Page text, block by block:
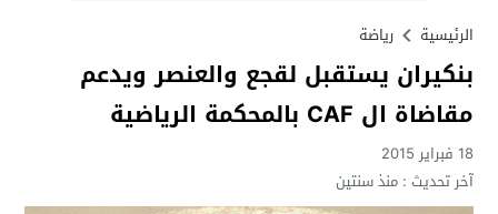
الرئيسية رياضة
بنكيران يستقبل لقجع والعنصر ويدعم
مقاضاة ال CAF بالمحكمة الرياضية
18 فبراير 2015
آخر تحديث :منذ سنتين